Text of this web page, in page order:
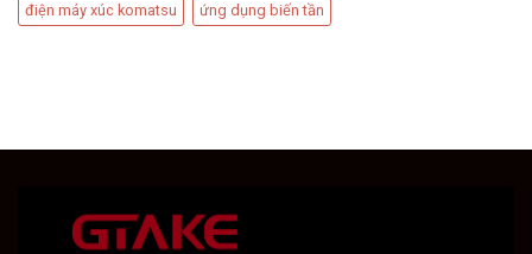
điện máy xúc komatsu ứng dụng biến tần